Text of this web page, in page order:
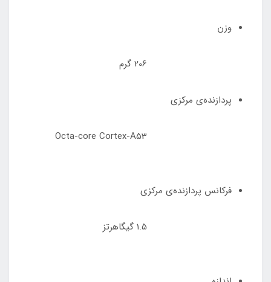
وزن
206 گرم
پردازنده‌ی مرکزی
فرکانس پردازنده‌ی مرکزی
1.5 گیگاهرتز